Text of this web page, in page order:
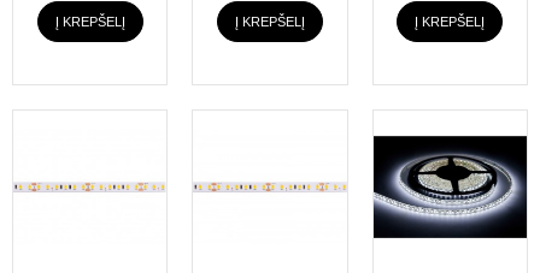
Į KREPŠELĮ Į KREPŠELĮ Į KREPŠELĮ